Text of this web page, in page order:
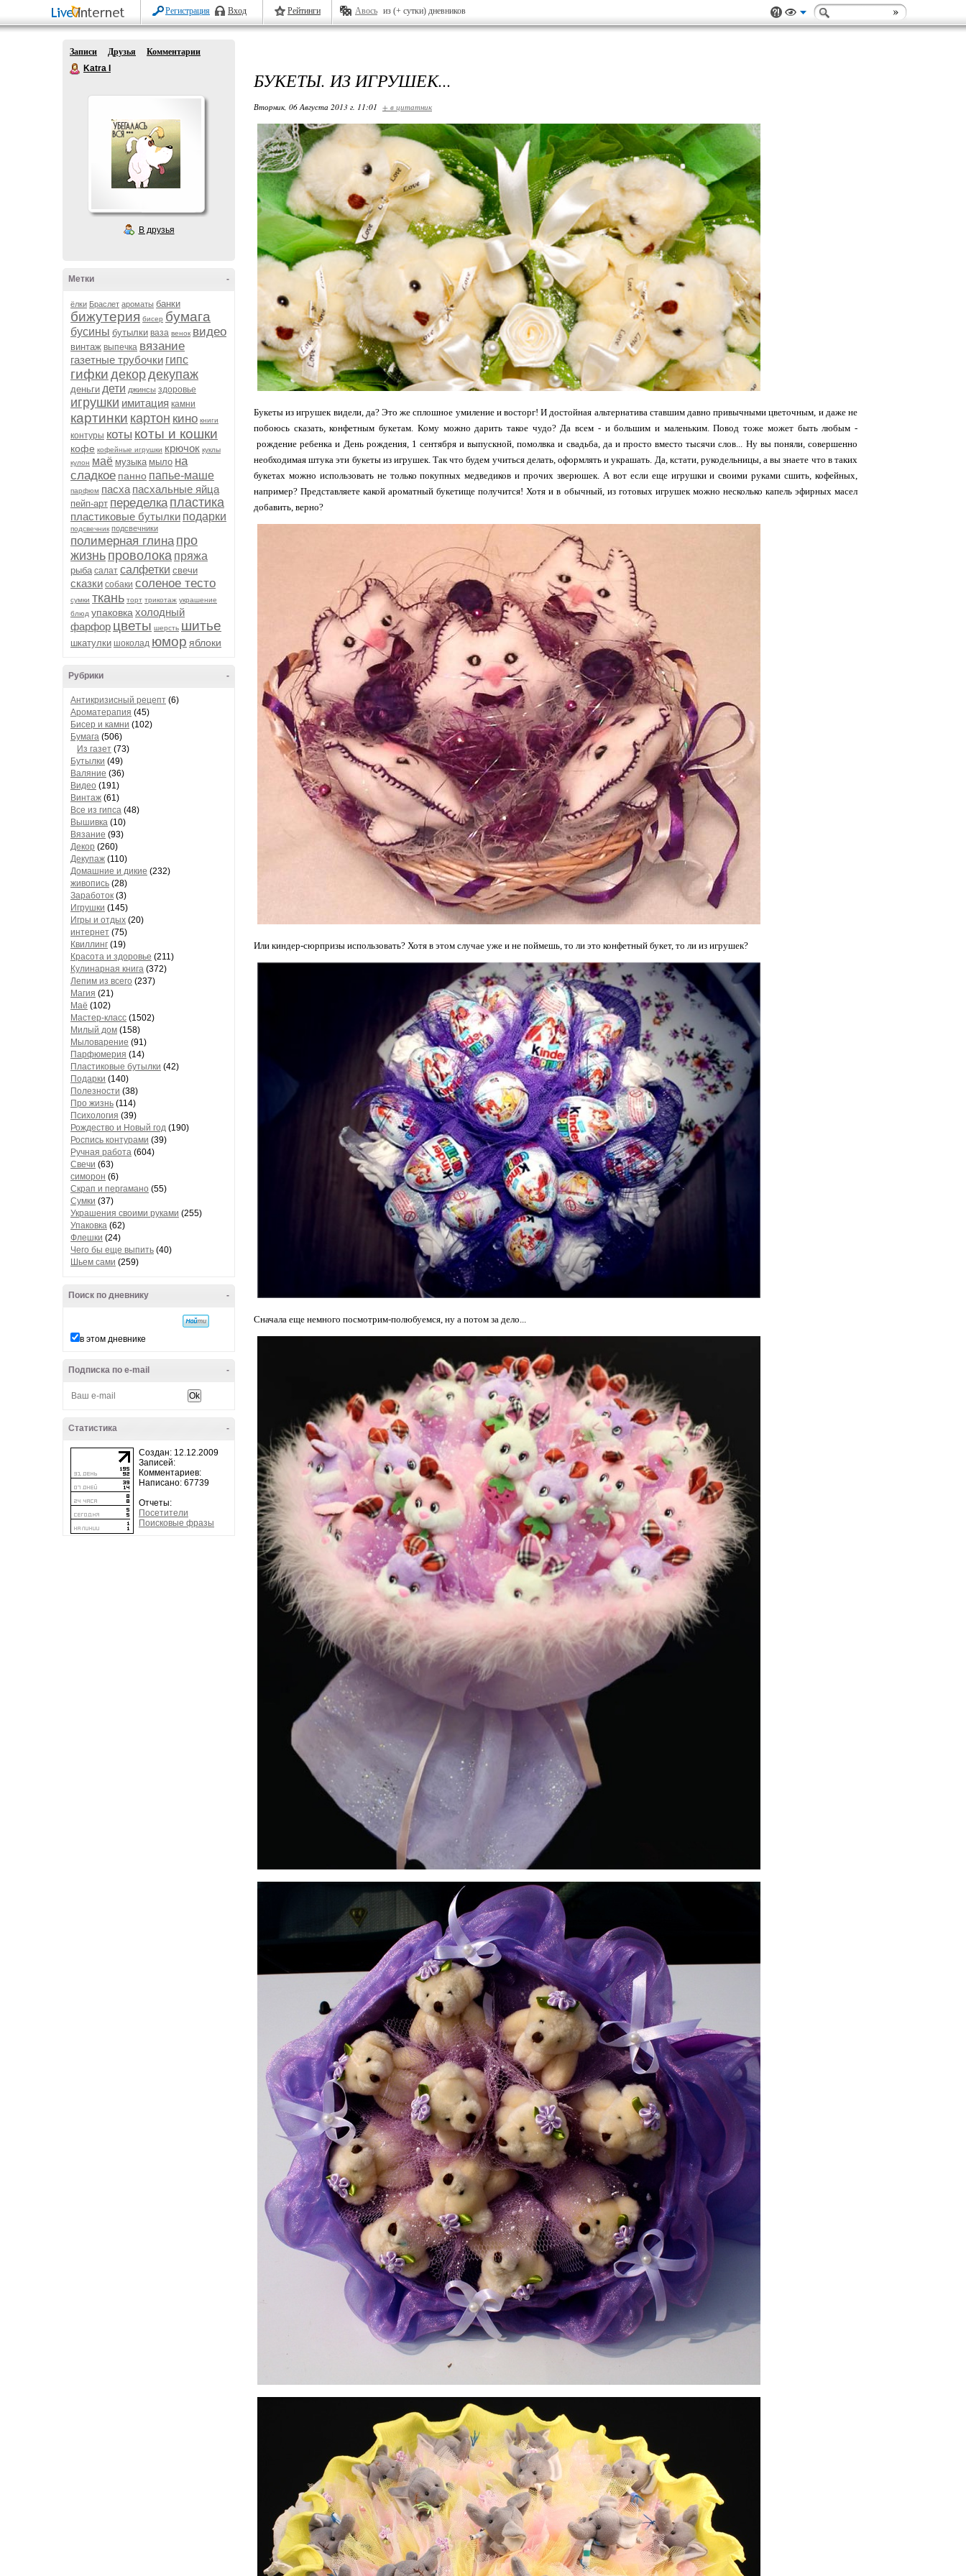
Регистрация Вход Рейтинги Авось из (+ сутки) дневников
Записи Друзья
Комментарии
Katra I
В друзья
-
Метки
ёлки Браслет ароматы банки
бижутерия бисер бумага
бусины бутылки ваза венок видео
винтаж выпечка вязание
газетные трубочки гипс
гифки декордекупаж
деньги дети джинсы здоровье
игрушки имитация камни
картинки картон кино книги
контуры коты коты и кошки
кофе кофейные игрушки крючок куклы
кулон маё музыка мыло на
сладкое панно папье-маше
парфюм пасха пасхальные яйца
пейп-арт переделка пластика
пластиковые бутылки подарки
подсвечник подсвечники
полимерная глина про
жизнь проволока пряжа
рыба салат салфетки свечи
сказки собаки соленое тесто
сумки ткань торт трикотаж украшение
блюд упаковка холодный
фарфор цветы шерсть шитье
шкатулки шоколад юмор яблоки
-
Рубрики
Антикризисный рецепт (6)
Ароматерапия (45)
Бисер и камни (102)
Бумага (506)
Из газет (73)
Бутылки (49)
Валяние (36)
Видео (191)
Винтаж (61)
Все из гипса (48)
Вышивка (10)
Вязание (93)
Декор (260)
Декупаж (110)
Домашние и дикие (232)
живопись (28)
Заработок (3)
Игрушки (145)
Игры и отдых (20)
интернет (75)
Квиллинг (19)
Красота и здоровье (211)
Кулинарная книга (372)
Лепим из всего (237)
Магия (21)
Маё (102)
Мастер-класс (1502)
Милый дом (158)
Мыловарение (91)
Парфюмерия (14)
Пластиковые бутылки (42)
Подарки (140)
Полезности (38)
Про жизнь (114)
Психология (39)
Рождество и Новый год (190)
Роспись контурами (39)
Ручная работа (604)
Свечи (63)
симорон (6)
Скрап и пергамано (55)
Сумки (37)
Украшения своими руками (255)
Упаковка (62)
Флешки (24)
Чего бы еще выпить (40)
Шьем сами (259)
-
Поиск по дневнику
в этом дневнике
-
Подписка по e-mail
-
Статистика
Создан: 12.12.2009
Записей:
Комментариев:
Написано: 67739
Отчеты:
Посетители
Поисковые фразы
БУКЕТЫ. ИЗ ИГРУШЕК...
Вторник, 06 Августа 2013 г. 11:01 + в цитатник
Букеты из игрушек видели, да? Это же сплошное умиление и восторг! И достойная альтернатива ставшим давно привычными цветочным, и даже не
побоюсь сказать, конфетным букетам. Кому можно дарить такое чудо? Да всем - и большим и маленьким. Повод тоже может быть любым -
рождение ребенка и День рождения, 1 сентября и выпускной, помолвка и свадьба, да и просто вместо тысячи слов... Ну вы поняли, совершенно
необходимая штука эти букеты из игрушек. Так что будем учиться делать, оформлять и украшать. Да, кстати, рукодельницы, а вы знаете что в таких
букетах можно использовать не только покупных медведиков и прочих зверюшек. А вот если еще игрушки и своими руками сшить, кофейных,
например? Представляете какой ароматный букетище получится! Хотя и в обычный, из готовых игрушек можно несколько капель эфирных масел
добавить, верно?
Или киндер-сюрпризы использовать? Хотя в этом случае уже и не поймешь, то ли это конфетный букет, то ли из игрушек?
Сначала еще немного посмотрим-полюбуемся, ну а потом за дело...